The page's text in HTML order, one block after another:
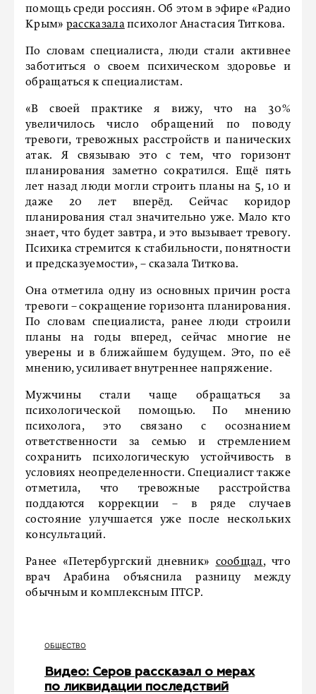
помощь среди россиян. Об этом в эфире «Радио
Крым» рассказалапсихолог Анастасия Титкова.
По словам специалиста, люди стали активнее
заботиться о своем психическом здоровье и
обращаться к специалистам.
«В своей практике я вижу, что на 30%
увеличилось число обращений по поводу
тревоги, тревожных расстройств и панических
атак. Я связываю это с тем, что горизонт
планирования заметно сократился. Ещё пять
лет назад люди могли строить планы на 5, 10 и
даже 20 лет вперёд. Сейчас коридор
планирования стал значительно уже. Мало кто
знает, что будет завтра, и это вызывает тревогу.
Психика стремится к стабильности, понятности
и предсказуемости», – сказала Титкова.
Она отметила одну из основных причин роста
тревоги – сокращение горизонта планирования.
По словам специалиста, ранее люди строили
планы на годы вперед, сейчас многие не
уверены и в ближайшем будущем. Это, по её
мнению, усиливает внутреннее напряжение.
Мужчины стали чаще обращаться за
психологической помощью. По мнению
психолога, это связано с осознанием
ответственности за семью и стремлением
сохранить психологическую устойчивость в
условиях неопределенности. Специалист также
отметила, что тревожные расстройства
поддаются коррекции – в ряде случаев
состояние улучшается уже после нескольких
консультаций.
Ранее «Петербургский дневник» сообщал, что
врач Арабина объяснила разницу между
обычным и комплексным ПТСР.
ОБЩЕСТВО
Видео: Серов рассказал о мерах
по ликвидации последствий